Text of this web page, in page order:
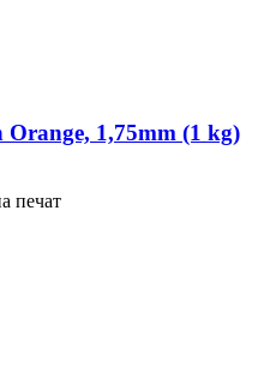
Orange, 1,75mm (1 kg)
печат